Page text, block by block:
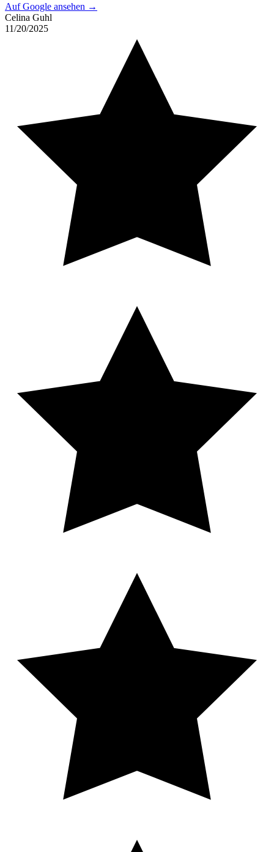
Auf Google ansehen →
Celina Guhl
11/20/2025